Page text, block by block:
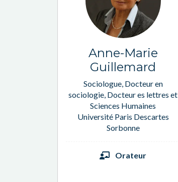
Anne-Marie
Guillemard
Sociologue, Docteur en
sociologie, Docteur es lettres et
Sciences Humaines
Université Paris Descartes
Sorbonne
Orateur